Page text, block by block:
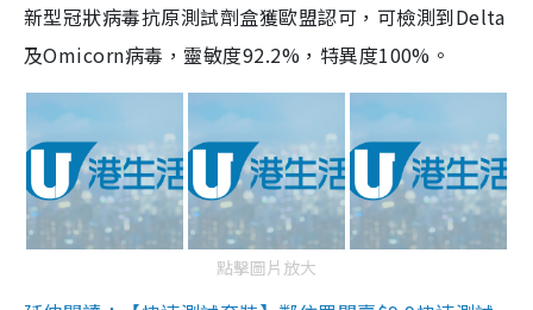
新型冠狀病毒抗原測試劑盒獲歐盟認可，可檢測到Delta
及Omicorn病毒，靈敏度92.2%，特異度100%。
點擊圖片放大